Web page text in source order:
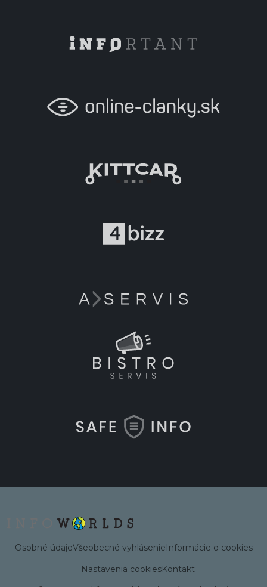
Osobné údajeVšeobecné vyhlásenieInformácie o cookies
Nastavenia cookiesKontakt